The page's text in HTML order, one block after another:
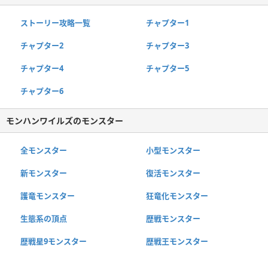
ストーリー攻略一覧 チャプター1
チャプター2 チャプター3
チャプター4 チャプター5
チャプター6
モンハンワイルズのモンスター
全モンスター 小型モンスター
新モンスター 復活モンスター
護竜モンスター 狂竜化モンスター
生態系の頂点 歴戦モンスター
歴戦星9モンスター 歴戦王モンスター